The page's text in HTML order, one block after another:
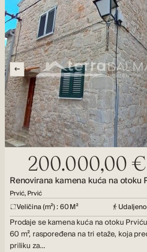
200.000,00 €
Renovirana kamena kuća na otoku
Prvić, Prvić
Veličina (m²) : 60 M²
Prodaje se kamena kuća na otoku
60 m², raspoređena na tri etaže, koja
priliku za…